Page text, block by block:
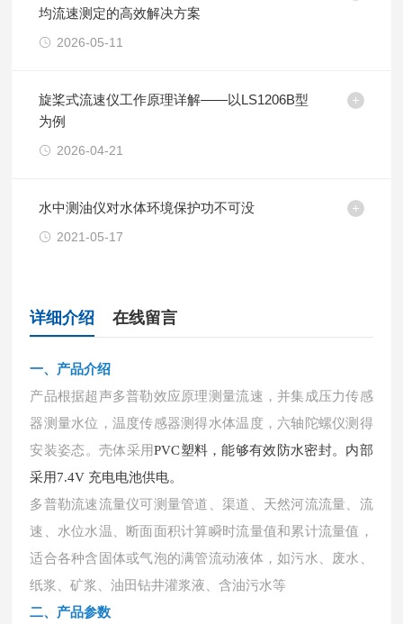
均流速测定的高效解决方案
2026-05-11
旋桨式流速仪工作原理详解——以LS1206B型
为例
2026-04-21
水中测油仪对水体环境保护功不可没
2021-05-17
详细介绍 在线留言
一、产品介绍
产品根据超声多普勒效应原理测量流速，并集成压力传感
器测量水位，温度传感器测得水体温度，六轴陀螺仪测得
安装姿态。壳体采用PVC塑料，能够有效防水密封。内部
采用7.4V 充电电池供电。
多普勒流速流量仪可测量管道、渠道、天然河流流量、流
速、水位水温、断面面积计算瞬时流量值和累计流量值，
适合各种含固体或气泡的满管流动液体，如污水、废水、
纸浆、矿浆、油田钻井灌浆液、含油污水等
二、产品参数